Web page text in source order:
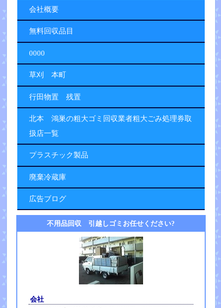
会社概要
無料回収品目
0000
草刈 本町
行田物置 残置
北本 鴻巣の粗大ゴミ回収業者粗大ごみ処理券取
扱店一覧
プラスチック製品
廃棄冷蔵庫
広告ブログ
不用品回収 引越しゴミお任せください?
会社